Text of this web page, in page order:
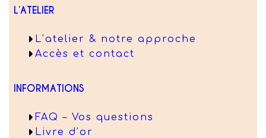
L’ATELIER
L’atelier & notre approche
Accès et contact
INFORMATIONS
FAQ – Vos questions
Livre d’or